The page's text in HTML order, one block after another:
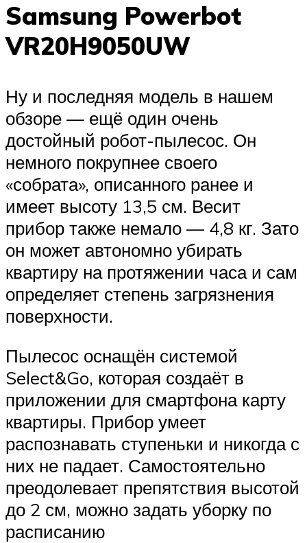
Samsung Powerbot
VR20H9050UW
Ну и последняя модель в нашем
обзоре — ещё один очень
достойный робот-пылесос. Он
немного покрупнее своего
«собрата», описанного ранее и
имеет высоту 13,5 см. Весит
прибор также немало — 4,8 кг. Зато
он может автономно убирать
квартиру на протяжении часа и сам
определяет степень загрязнения
поверхности.
Пылесос оснащён системой
Select&Go, которая создаёт в
приложении для смартфона карту
квартиры. Прибор умеет
распознавать ступеньки и никогда с
них не падает. Самостоятельно
преодолевает препятствия высотой
до 2 см, можно задать уборку по
расписанию